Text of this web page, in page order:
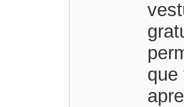
que